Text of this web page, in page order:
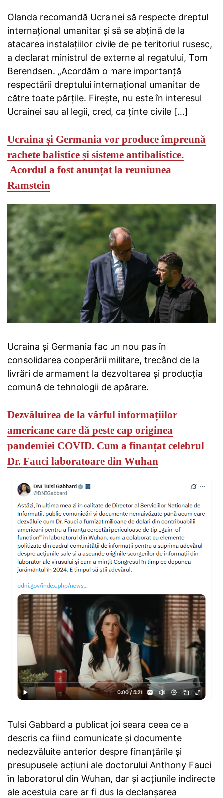
Olanda recomandă Ucrainei să respecte dreptul
internațional umanitar și să se abțină de la
atacarea instalațiilor civile de pe teritoriul rusesc,
a declarat ministrul de externe al regatului, Tom
Berendsen. „Acordăm o mare importanță
respectării dreptului internațional umanitar de
către toate părțile. Firește, nu este în interesul
Ucrainei sau al legii, cred, ca ținte civile […]
Ucraina și Germania vor produce împreună
rachete balistice și sisteme antibalistice.
Acordul a fost anunțat la reuniunea
Ramstein
Ucraina și Germania fac un nou pas în
consolidarea cooperării militare, trecând de la
livrări de armament la dezvoltarea și producția
comună de tehnologii de apărare.
Dezvăluirea de la vârful informațiilor
americane care dă peste cap originea
pandemiei COVID. Cum a finanțat celebrul
Dr. Fauci laboratoare din Wuhan
Tulsi Gabbard a publicat joi seara ceea ce a
descris ca fiind comunicate și documente
nedezvăluite anterior despre finanțările și
presupusele acțiuni ale doctorului Anthony Fauci
în laboratorul din Wuhan, dar și acțiunile indirecte
ale acestuia care ar fi dus la declanșarea